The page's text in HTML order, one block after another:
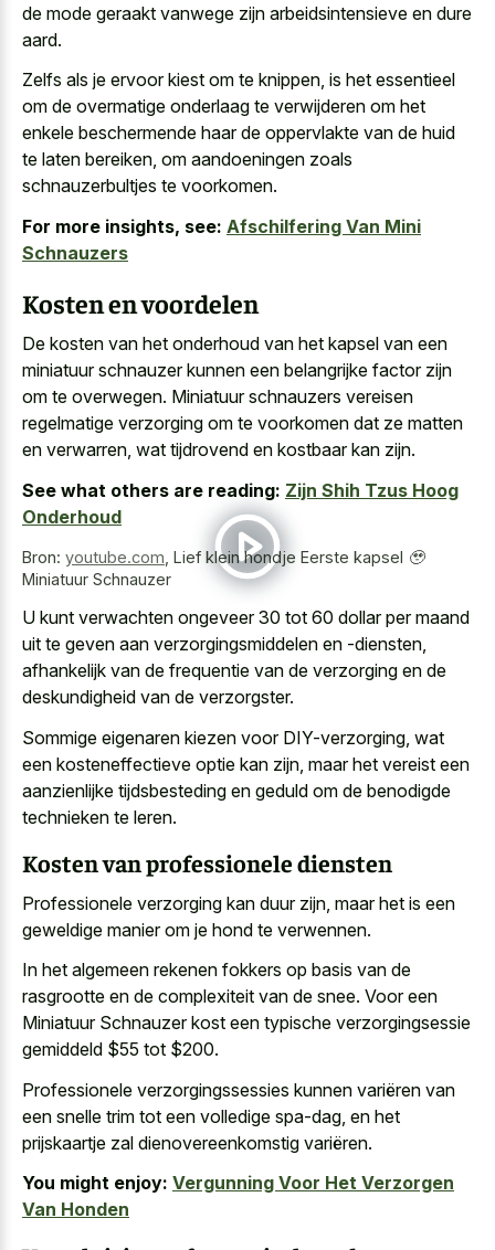
de mode geraakt vanwege zijn arbeidsintensieve en dure
aard.
Zelfs als je ervoor kiest om te knippen, is het essentieel
om de overmatige onderlaag te verwijderen om het
enkele beschermende haar de oppervlakte van de huid
te laten bereiken, om aandoeningen zoals
schnauzerbultjes te voorkomen.
For more insights, see: Afschilfering Van Mini
Schnauzers
Kosten en voordelen
De kosten van het onderhoud van het kapsel van een
miniatuur schnauzer kunnen een belangrijke factor zijn
om te overwegen. Miniatuur schnauzers vereisen
regelmatige verzorging om te voorkomen dat ze matten
en verwarren, wat tijdrovend en kostbaar kan zijn.
See what others are reading: Zijn Shih Tzus Hoog
Onderhoud
Bron: youtube.com Lief klein hondje Eerste kapsel 🥹
Miniatuur Schnauzer
U kunt verwachten ongeveer 30 tot 60 dollar per maand
uit te geven aan verzorgingsmiddelen en -diensten,
afhankelijk van de frequentie van de verzorging en de
deskundigheid van de verzorgster.
Sommige eigenaren kiezen voor DIY-verzorging, wat
een kosteneffectieve optie kan zijn, maar het vereist een
aanzienlijke tijdsbesteding en geduld om de benodigde
technieken te leren.
Kosten van professionele diensten
Professionele verzorging kan duur zijn, maar het is een
geweldige manier om je hond te verwennen.
In het algemeen rekenen fokkers op basis van de
rasgrootte en de complexiteit van de snee. Voor een
Miniatuur Schnauzer kost een typische verzorgingsessie
gemiddeld $55 tot $200.
Professionele verzorgingssessies kunnen variëren van
een snelle trim tot een volledige spa-dag , en het
prijskaartje zal dienovereenkomstig variëren.
You might enjoy: Vergunning Voor Het Verzorgen
Van Honden